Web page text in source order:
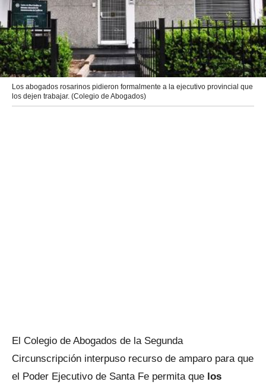
Los abogados rosarinos pidieron formalmente a la ejecutivo provincial que
los dejen trabajar. (Colegio de Abogados)
El Colegio de Abogados de la Segunda
Circunscripción interpuso recurso de amparo para que
el Poder Ejecutivo de Santa Fe permita que los